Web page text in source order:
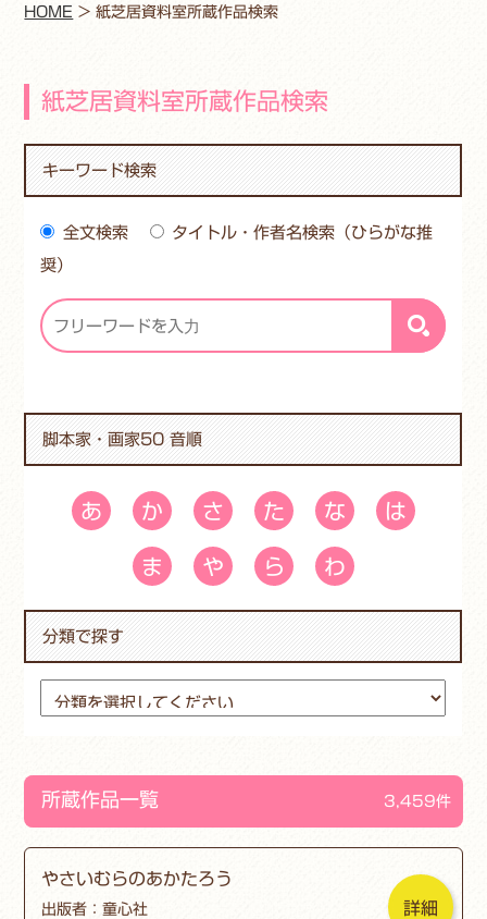
HOME >紙芝居資料室所蔵作品検索
紙芝居資料室所蔵作品検索
キーワード検索
全文検索
タイトル・作者名検索（ひらがな推
奨）
脚本家・画家50 音順
あ か さ た な は
ま や ら わ
分類で探す
所蔵作品一覧 3,459件
やさいむらのあかたろう
出版者：童心社
詳細